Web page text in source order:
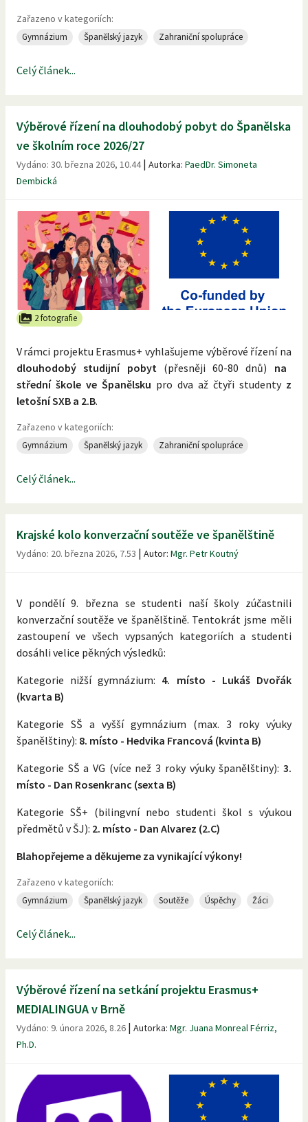
Zařazeno v kategoriích:
Gymnázium Španělský jazyk Zahraniční spolupráce
Celý článek...
Výběrové řízení na dlouhodobý pobyt do Španělska
ve školním roce 2026/27
Vydáno: 30. března 2026, 10.44| Autorka: PaedDr. Simoneta
Dembická
2 fotografie
V rámci projektu Erasmus+ vyhlašujeme výběrové řízení na
dlouhodobý studijní pobyt (přesněji 60-80 dnů) na
střední škole ve Španělsku pro dva až čtyři studenty z
letošní SXB a 2.B.
Zařazeno v kategoriích:
Gymnázium Španělský jazyk Zahraniční spolupráce
Celý článek...
Krajské kolo konverzační soutěže ve španělštině
Vydáno: 20. března 2026, 7.53 | Autor: Mgr. Petr Koutný
V pondělí 9. března se studenti naší školy zúčastnili
konverzační soutěže ve španělštině. Tentokrát jsme měli
zastoupení ve všech vypsaných kategoriích a studenti
dosáhli velice pěkných výsledků:
Kategorie nižší gymnázium: 4. místo - Lukáš Dvořák
(kvarta B)
Kategorie SŠ a vyšší gymnázium (max. 3 roky výuky
španělštiny): 8. místo - Hedvika Francová (kvinta B)
Kategorie SŠ a VG (více než 3 roky výuky španělštiny): 3.
místo - Dan Rosenkranc (sexta B)
Kategorie SŠ+ (bilingvní nebo studenti škol s výukou
předmětů v ŠJ): 2. místo - Dan Alvarez (2.C)
Blahopřejeme a děkujeme za vynikající výkony!
Zařazeno v kategoriích:
Gymnázium Španělský jazyk Soutěže Úspěchy Žáci
Celý článek...
Výběrové řízení na setkání projektu Erasmus+
MEDIALINGUA v Brně
Vydáno: 9. února 2026, 8.26 | Autorka: Mgr. Juana Monreal Férriz,
Ph.D.